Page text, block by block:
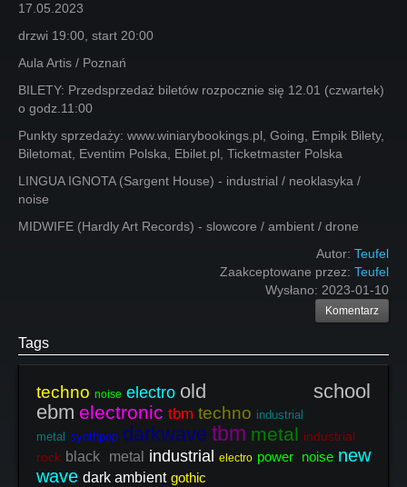
17.05.2023
drzwi 19:00, start 20:00
Aula Artis / Poznań
BILETY: Przedsprzedaż biletów rozpocznie się 12.01 (czwartek)
o godz.11:00
Punkty sprzedaży: www.winiarybookings.pl, Going, Empik Bilety,
Biletomat, Eventim Polska, Ebilet.pl, Ticketmaster Polska
LINGUA IGNOTA (Sargent House) - industrial / neoklasyka /
noise
MIDWIFE (Hardly Art Records) - slowcore / ambient / drone
Autor: Teufel
Zaakceptowane przez: Teufel
Wysłano: 2023-01-10
Komentarz
Tags
techno noise electro old school
ebm electronic tbm techno industrial
metal synthpop darkwave tbm metal industrial
rock black metal industrial electro power noise new
wave dark ambient gothic